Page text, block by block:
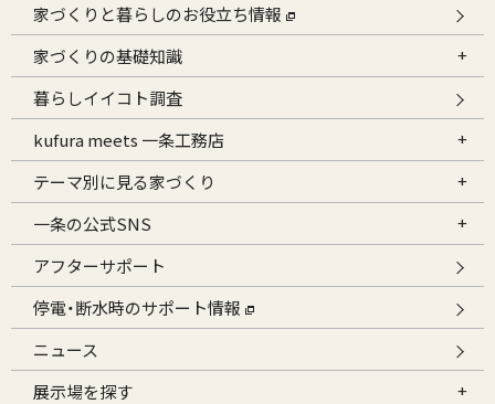
家づくりと暮らしのお役立ち情報
家づくりの基礎知識
暮らしイイコト調査
kufura meets 一条工務店
テーマ別に見る家づくり
一条の公式SNS
アフターサポート
停電・断水時のサポート情報
ニュース
展示場を探す